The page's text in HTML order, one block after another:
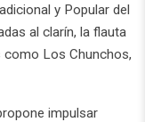
y Popular del
al clarín, la flauta
como Los Chunchos,
impulsar